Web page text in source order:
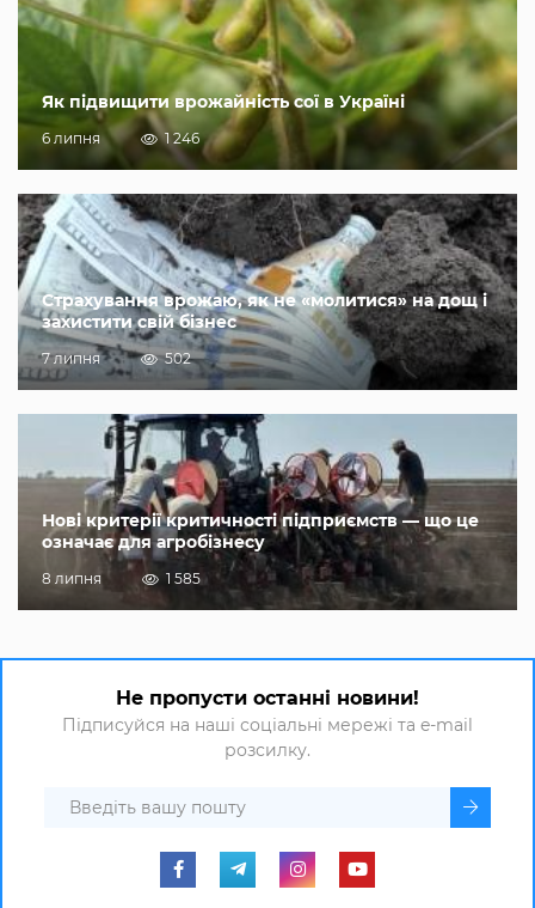
Як підвищити врожайність сої в Україні
6 липня 1 246
Страхування врожаю, як не «молитися» на дощ і
захистити свій бізнес
7 липня 502
Нові критерії критичності підприємств — що це
означає для агробізнесу
8 липня 1 585
Не пропусти останні новини!
Підписуйся на наші соціальні мережі та e-mail
розсилку.